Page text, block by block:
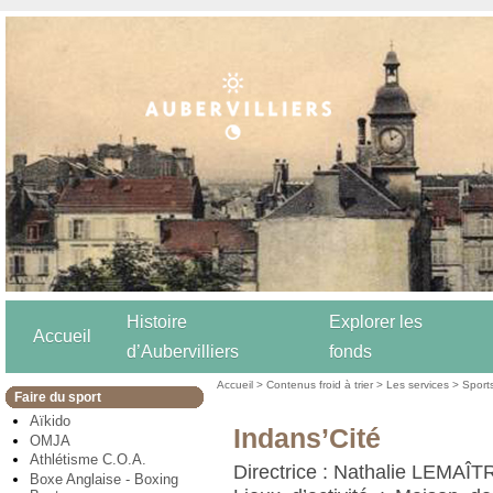
Accueil
Histoire
d’Aubervilliers
Explorer les
fonds
Faire du sport
Aïkido
OMJA
Athlétisme C.O.A.
Boxe Anglaise - Boxing
Accueil >Contenus froid à trier >Les services >
Indans’Cité
Directrice : Nathalie